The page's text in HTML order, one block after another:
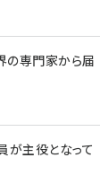
の専門家から届
が主役となって